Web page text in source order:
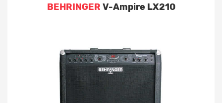
BEHRINGER V-Ampire LX210